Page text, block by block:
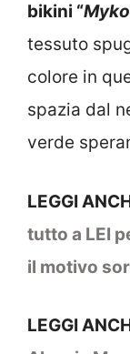
bikini “
tessuto
colore in
spazia dal
verde
LEGGI
tutto a LEI
il motivo
LEGGI